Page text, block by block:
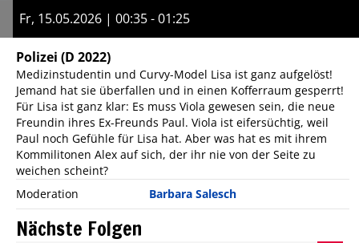
Fr, 15.05.2026 | 00:35 - 01:25
Polizei (D 2022)
Medizinstudentin und Curvy-Model Lisa ist ganz aufgelöst!
Jemand hat sie überfallen und in einen Kofferraum gesperrt!
Für Lisa ist ganz klar: Es muss Viola gewesen sein, die neue
Freundin ihres Ex-Freunds Paul. Viola ist eifersüchtig, weil
Paul noch Gefühle für Lisa hat. Aber was hat es mit ihrem
Kommilitonen Alex auf sich, der ihr nie von der Seite zu
weichen scheint?
Moderation
Barbara Salesch
Nächste Folgen